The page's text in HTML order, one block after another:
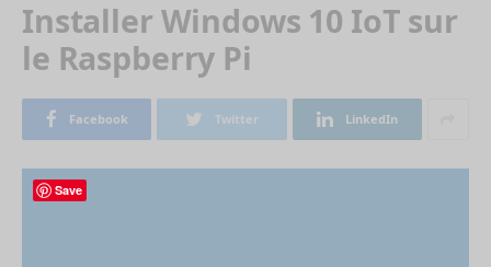
Installer Windows 10 IoT sur
le Raspberry Pi
Facebook Twitter LinkedIn
Save